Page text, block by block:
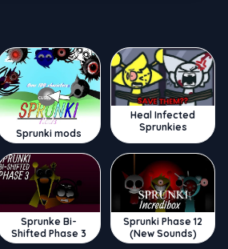
Sprunki mods
Heal Infected
Sprunkies
Sprunke Bi-
Shifted Phase 3
Sprunki Phase 12
(New Sounds)